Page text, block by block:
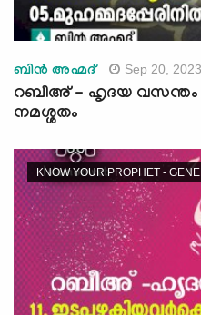
ബിന്‍ അഹ്മദ് Sep 20, 2023
റബീഅ് - ഹൃദയ വസന്തം
നമശ്ശതം
KNOW YOUR PROPHET -